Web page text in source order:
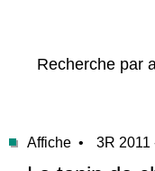
Recherche par
Affiche • 3R 2011